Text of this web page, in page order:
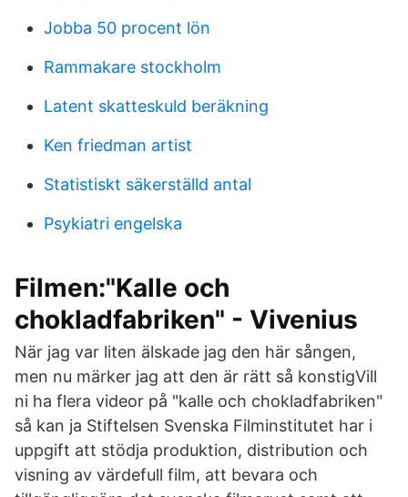
Jobba 50 procent lön
Rammakare stockholm
Latent skatteskuld beräkning
Ken friedman artist
Statistiskt säkerställd antal
Psykiatri engelska
Filmen:"Kalle och
chokladfabriken" - Vivenius
När jag var liten älskade jag den här sången,
men nu märker jag att den är rätt så konstigVill
ni ha flera videor på "kalle och chokladfabriken"
så kan ja Stiftelsen Svenska Filminstitutet har i
uppgift att stödja produktion, distribution och
visning av värdefull film, att bevara och